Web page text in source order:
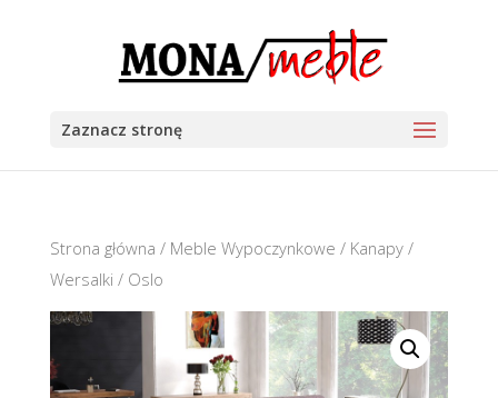
Zaznacz stronę
Strona główna / Meble Wypoczynkowe / Kanapy /
Wersalki / Oslo